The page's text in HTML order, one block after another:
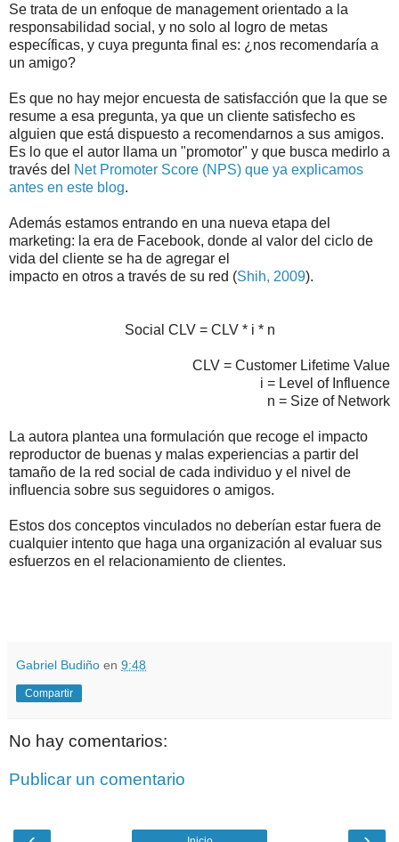
Se trata de un enfoque de management orientado a la
responsabilidad social, y no solo al logro de metas
específicas, y cuya pregunta final es: ¿nos recomendaría a
un amigo?
Es que no hay mejor encuesta de satisfacción que la que se
resume a esa pregunta, ya que un cliente satisfecho es
alguien que está dispuesto a recomendarnos a sus amigos.
Es lo que el autor llama un "promotor" y que busca medirlo a
través del Net Promoter Score (NPS) que ya explicamos
antes en este blog.
Además estamos entrando en una nueva etapa del
marketing: la era de Facebook, donde al valor del ciclo de
vida del cliente se ha de agregar el
impacto en otros a través de su red (Shih, 2009).
Social CLV = CLV * i * n
CLV = Customer Lifetime Value
i = Level of Influence
n = Size of Network
La autora plantea una formulación que recoge el impacto
reproductor de buenas y malas experiencias a partir del
tamaño de la red social de cada individuo y el nivel de
influencia sobre sus seguidores o amigos.
Estos dos conceptos vinculados no deberían estar fuera de
cualquier intento que haga una organización al evaluar sus
esfuerzos en el relacionamiento de clientes.
Gabriel Budiño en 9:48
Compartir
No hay comentarios:
Publicar un comentario